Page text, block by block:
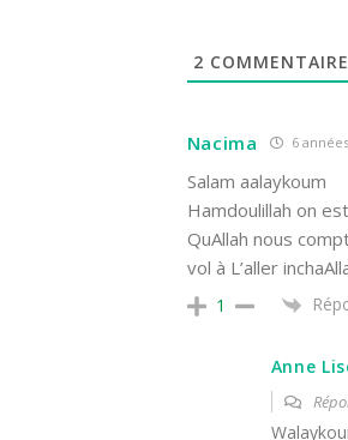
2
Nacima 6
Salam aalaykoum
Hamdoulillah on
QuAllah nous
vol à L’aller
1
Anne